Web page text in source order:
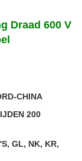
Draad 600 V
CHINA
200
GL, NK, KR,